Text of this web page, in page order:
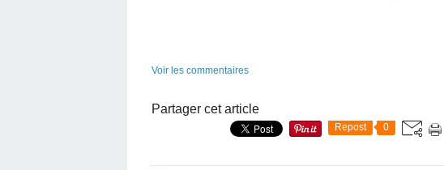
Voir les commentaires
Partager cet article
Repost 0